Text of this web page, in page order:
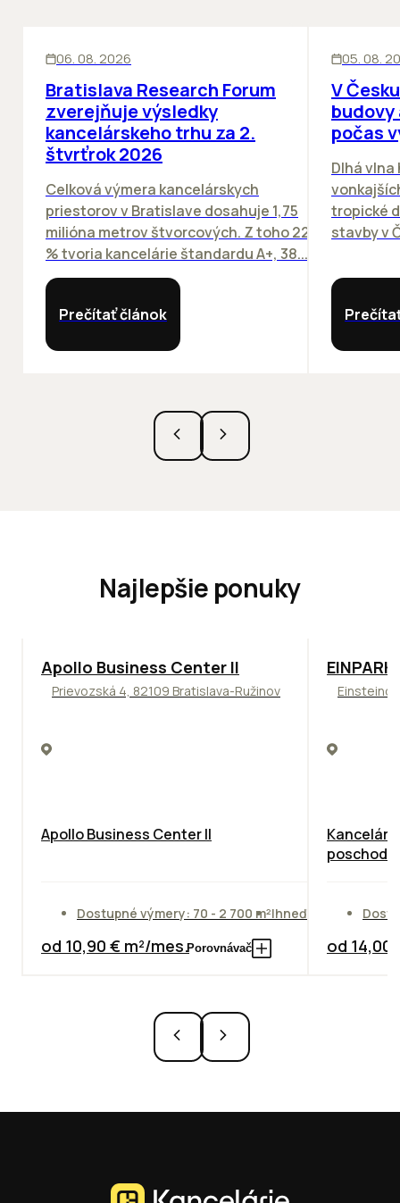
06. 08. 2026
Bratislava Research Forum
zverejňuje výsledky
kancelárskeho trhu za 2.
štvrťrok 2026
Celková výmera kancelárskych
priestorov v Bratislave dosahuje 1,75
milióna metrov štvorcových. Z toho 22
% tvoria kancelárie štandardu A+, 38...
Prečítať článok
05. 08.
V
počas
Dlhá
tropické
stavby v
Najlepšie ponuky
TOP NOVINKA ODPORÚČAME
Apollo Business Center II
Prievozská 4, 82109 Bratislava-Ružinov
Apollo Business Center II
Dostupné výmery: 70 - 2 700 m²Ihneď
od 10,90 € m²/mes.Porovnávač
TOP
poschodie
od 14,00